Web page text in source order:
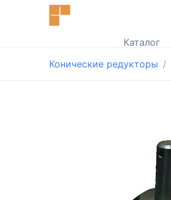
Каталог
Конические редукторы